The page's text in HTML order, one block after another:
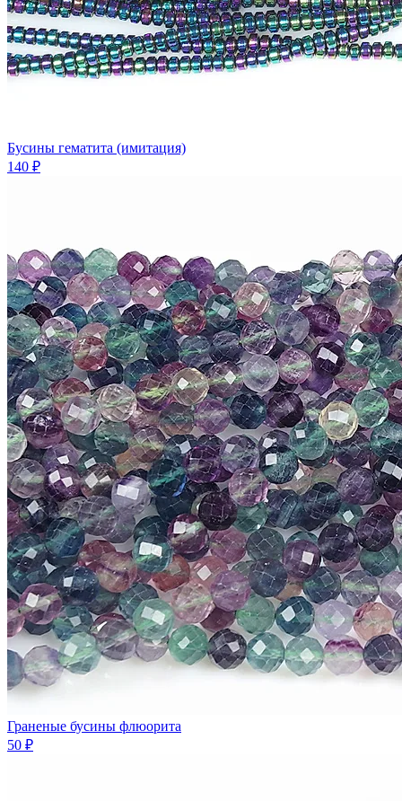
Бусины гематита (имитация)
140 ₽
Граненые бусины флюорита
50 ₽